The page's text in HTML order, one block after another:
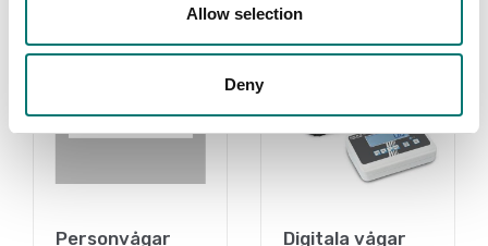
Allow selection
Deny
Personvågar Digitala vågar